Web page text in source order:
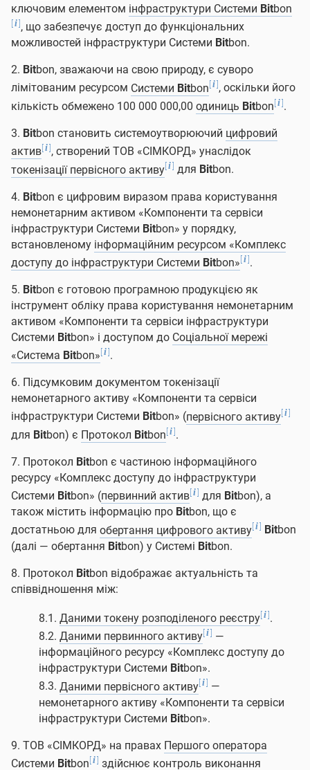
ключовим елементом інфраструктури Системи Bitbon
[i], що забезпечує доступ до функціональних
можливостей інфраструктури Системи Bitbon.
2. Bitbon, зважаючи на свою природу, є суворо
лімітованим ресурсом Системи Bitbon[i], оскільки його
кількість обмежено 100 000 000,00 одиниць Bitbon[i].
3. Bitbon становить системоутворюючий цифровий
актив[i], створений ТОВ «СІМКОРД» унаслідок
токенізації первісного активу[i] для Bitbon.
4. Bitbon є цифровим виразом права користування
немонетарним активом «Компоненти та сервіси
інфраструктури Системи Bitbon» у порядку,
встановленому інформаційним ресурсом «Комплекс
доступу до інфраструктури Системи Bitbon»[i].
5. Bitbon є готовою програмною продукцією як
інструмент обліку права користування немонетарним
активом «Компоненти та сервіси інфраструктури
Системи Bitbon» і доступом до Соціальної мережі
«Система Bitbon»[i].
6. Підсумковим документом токенізації
немонетарного активу «Компоненти та сервіси
інфраструктури Системи Bitbon» (первісного активу[i]
для Bitbon) є Протокол Bitbon[i].
7. Протокол Bitbon є частиною інформаційного
ресурсу «Комплекс доступу до інфраструктури
Системи Bitbon» (первинний актив[i] для Bitbon), а
також містить інформацію про Bitbon, що є
достатньою для обертання цифрового активу[i] Bitbon
(далі — обертання Bitbon) у Системі Bitbon.
8. Протокол Bitbon відображає актуальність та
співвідношення між:
8.1. Даними токену розподіленого реєстру[i].
8.2. Даними первинного активу[i] —
інформаційного ресурсу «Комплекс доступу до
інфраструктури Системи Bitbon».
8.3. Даними первісного активу[i] —
немонетарного активу «Компоненти та сервіси
інфраструктури Системи Bitbon».
9. ТОВ «СІМКОРД» на правах Першого оператора
Системи Bitbon[i] здійснює контроль виконання